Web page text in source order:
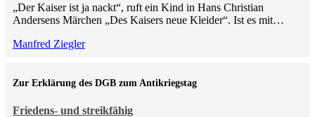
„Der Kaiser ist ja nackt“, ruft ein Kind in Hans Christian
Andersens Märchen „Des Kaisers neue Kleider“. Ist es mit…
Manfred Ziegler
Friedens- und streikfähig
Zur Erklärung des DGB zum Antikriegstag